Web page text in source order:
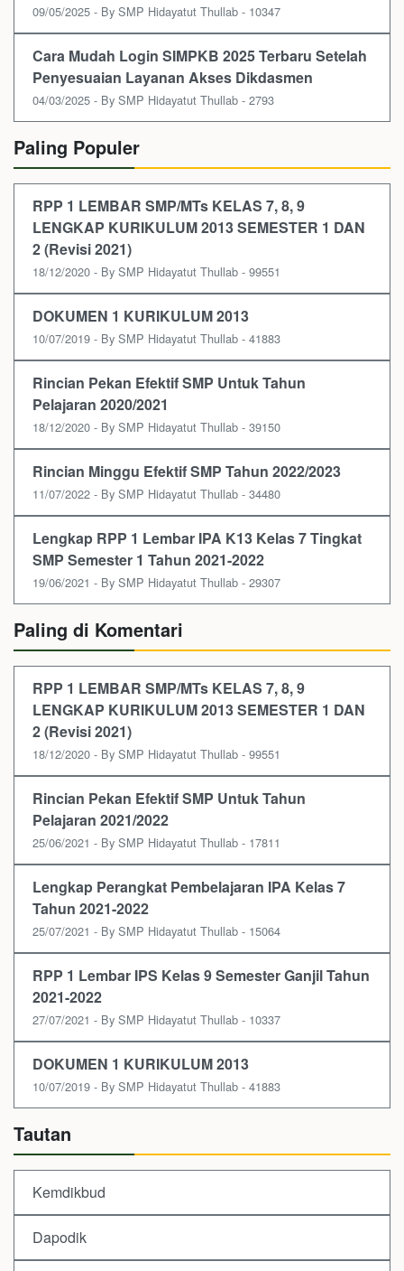
09/05/2025 - By SMP Hidayatut Thullab - 10347
Cara Mudah Login SIMPKB 2025 Terbaru Setelah
Penyesuaian Layanan Akses Dikdasmen
04/03/2025 - By SMP Hidayatut Thullab - 2793
Paling Populer
RPP 1 LEMBAR SMP/MTs KELAS 7, 8, 9
LENGKAP KURIKULUM 2013 SEMESTER 1 DAN
2 (Revisi 2021)
18/12/2020 - By SMP Hidayatut Thullab - 99551
DOKUMEN 1 KURIKULUM 2013
10/07/2019 - By SMP Hidayatut Thullab - 41883
Rincian Pekan Efektif SMP Untuk Tahun
Pelajaran 2020/2021
18/12/2020 - By SMP Hidayatut Thullab - 39150
Rincian Minggu Efektif SMP Tahun 2022/2023
11/07/2022 - By SMP Hidayatut Thullab - 34480
Lengkap RPP 1 Lembar IPA K13 Kelas 7 Tingkat
SMP Semester 1 Tahun 2021-2022
19/06/2021 - By SMP Hidayatut Thullab - 29307
Paling di Komentari
RPP 1 LEMBAR SMP/MTs KELAS 7, 8, 9
LENGKAP KURIKULUM 2013 SEMESTER 1 DAN
2 (Revisi 2021)
18/12/2020 - By SMP Hidayatut Thullab - 99551
Rincian Pekan Efektif SMP Untuk Tahun
Pelajaran 2021/2022
25/06/2021 - By SMP Hidayatut Thullab - 17811
Lengkap Perangkat Pembelajaran IPA Kelas 7
Tahun 2021-2022
25/07/2021 - By SMP Hidayatut Thullab - 15064
RPP 1 Lembar IPS Kelas 9 Semester Ganjil Tahun
2021-2022
27/07/2021 - By SMP Hidayatut Thullab - 10337
DOKUMEN 1 KURIKULUM 2013
10/07/2019 - By SMP Hidayatut Thullab - 41883
Tautan
Kemdikbud
Dapodik